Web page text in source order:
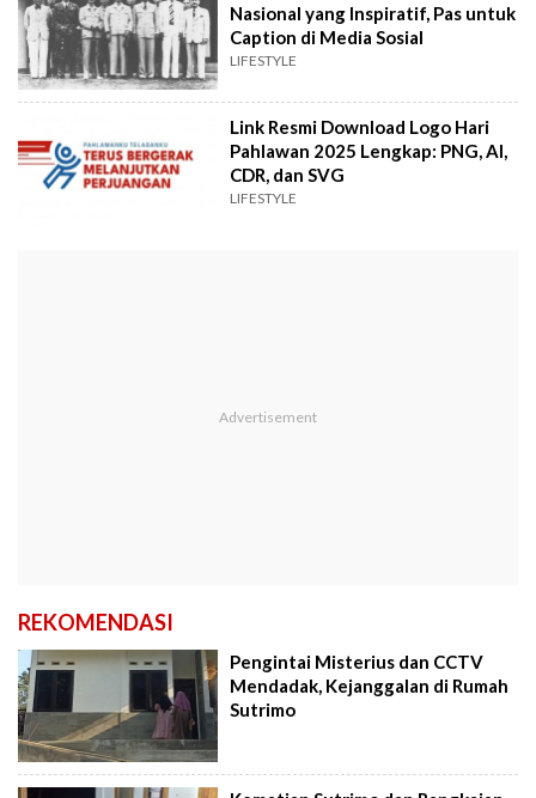
Nasional yang Inspiratif, Pas untuk
Caption di Media Sosial
LIFESTYLE
Link Resmi Download Logo Hari
Pahlawan 2025 Lengkap: PNG, AI,
CDR, dan SVG
LIFESTYLE
REKOMENDASI
Pengintai Misterius dan CCTV
Mendadak, Kejanggalan di Rumah
Sutrimo